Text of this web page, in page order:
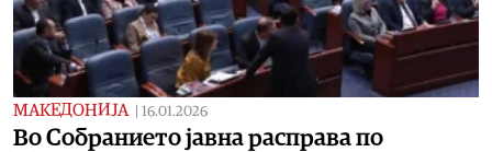
МАКЕДОНИЈА 16.01.2026
Во Собранието јавна расправа по